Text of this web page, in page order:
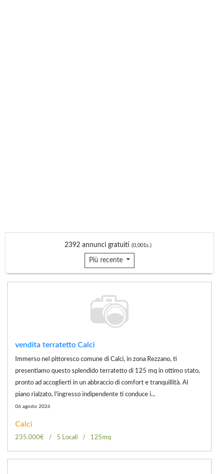
2392 annunci gratuiti (0,001s.)
Più recente
vendita terratetto Calci
Immerso nel pittoresco comune di Calci, in zona Rezzano, ti
presentiamo questo splendido terratetto di 125 mq in ottimo stato,
pronto ad accoglierti in un abbraccio di comfort e tranquillità. Al
piano rialzato, l'ingresso indipendente ti conduce i...
06 agosto 2026
Calci
235.000€ 5 Locali 125mq